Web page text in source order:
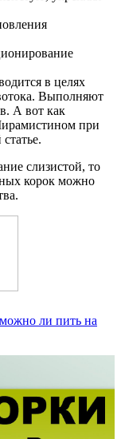
в целях
Выполняют
А вот как
при
слизистой, то
корок можно
ли пить на